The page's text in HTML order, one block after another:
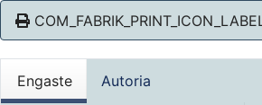
Engaste Autoria